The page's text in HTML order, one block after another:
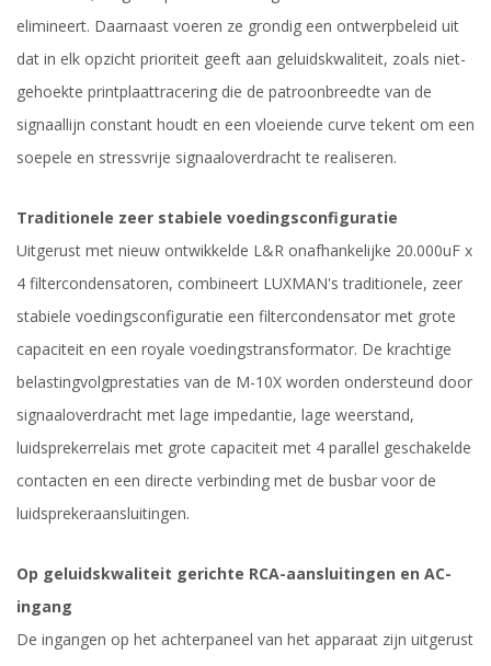
elimineert. Daarnaast voeren ze grondig een ontwerpbeleid uit
dat in elk opzicht prioriteit geeft aan geluidskwaliteit, zoals niet-
gehoekte printplaattracering die de patroonbreedte van de
signaallijn constant houdt en een vloeiende curve tekent om een
soepele en stressvrije signaaloverdracht te realiseren.
Traditionele zeer stabiele voedingsconfiguratie
Uitgerust met nieuw ontwikkelde L&R onafhankelijke 20.000uF x
4 filtercondensatoren, combineert LUXMAN's traditionele, zeer
stabiele voedingsconfiguratie een filtercondensator met grote
capaciteit en een royale voedingstransformator. De krachtige
belastingvolgprestaties van de M-10X worden ondersteund door
signaaloverdracht met lage impedantie, lage weerstand,
luidsprekerrelais met grote capaciteit met 4 parallel geschakelde
contacten en een directe verbinding met de busbar voor de
luidsprekeraansluitingen.
Op geluidskwaliteit gerichte RCA-aansluitingen en AC-
ingang
De ingangen op het achterpaneel van het apparaat zijn uitgerust